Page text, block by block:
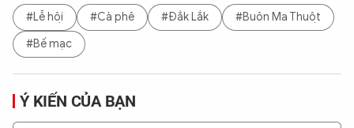
#Lễ hội #Cà phê #Đắk Lắk
#Buôn Ma Thuột
#Bế mạc
Ý KIẾN CỦA BẠN